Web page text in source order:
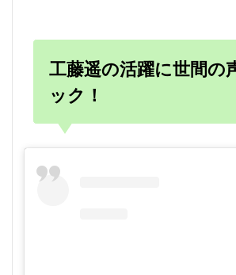
工藤遥の活躍に世間の
ック！